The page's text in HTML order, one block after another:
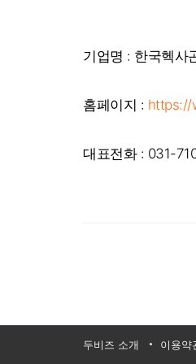
기업명 : 한국헥사
홈페이지 : https://
대표전화 : 031-
두비즈 소개 이용약